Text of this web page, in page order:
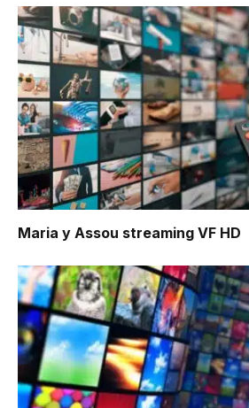
Maria y Assou streaming VF HD